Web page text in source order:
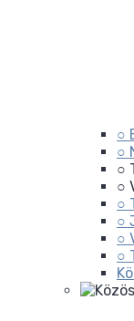
○
○
○
○
○
○
○
○